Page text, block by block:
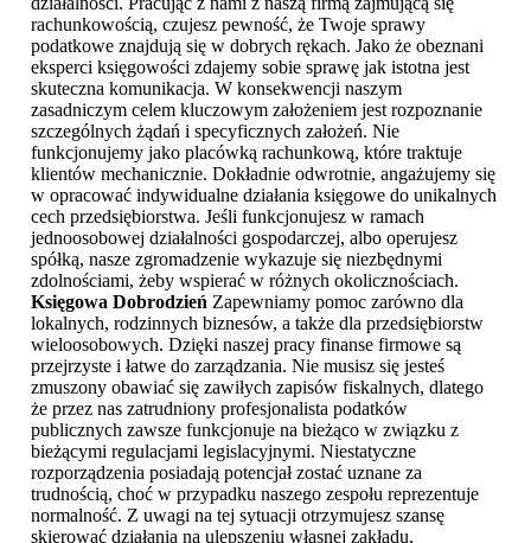
rachunkowością, czujesz pewność, że Twoje sprawy
podatkowe znajdują się w dobrych rękach. Jako że obeznani
eksperci księgowości zdajemy sobie sprawę jak istotna jest
skuteczna komunikacja. W konsekwencji naszym
zasadniczym celem kluczowym założeniem jest rozpoznanie
szczególnych żądań i specyficznych założeń. Nie
funkcjonujemy jako placówką rachunkową, które traktuje
klientów mechanicznie. Dokładnie odwrotnie, angażujemy się
w opracować indywidualne działania księgowe do unikalnych
cech przedsiębiorstwa. Jeśli funkcjonujesz w ramach
jednoosobowej działalności gospodarczej, albo operujesz
spółką, nasze zgromadzenie wykazuje się niezbędnymi
zdolnościami, żeby wspierać w różnych okolicznościach.
Księgowa Dobrodzień Zapewniamy pomoc zarówno dla
lokalnych, rodzinnych biznesów, a także dla przedsiębiorstw
wieloosobowych. Dzięki naszej pracy finanse firmowe są
przejrzyste i łatwe do zarządzania. Nie musisz się jesteś
zmuszony obawiać się zawiłych zapisów fiskalnych, dlatego
że przez nas zatrudniony profesjonalista podatków
publicznych zawsze funkcjonuje na bieżąco w związku z
bieżącymi regulacjami legislacyjnymi. Niestatyczne
rozporządzenia posiadają potencjał zostać uznane za
trudnością, choć w przypadku naszego zespołu reprezentuje
normalność. Z uwagi na tej sytuacji otrzymujesz szansę
skierować działania na ulepszeniu własnej zakładu,